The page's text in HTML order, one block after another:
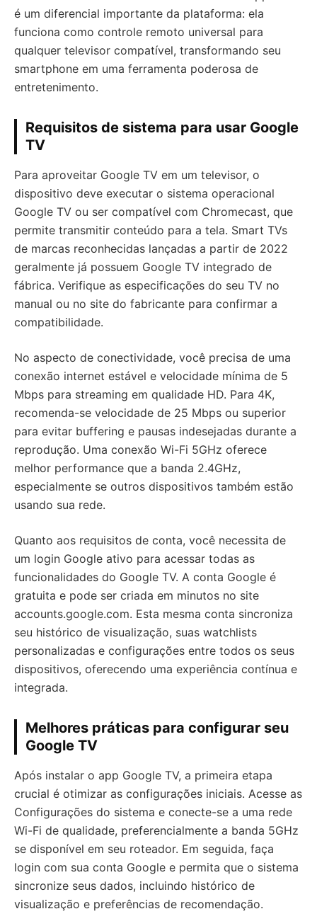
é um diferencial importante da plataforma: ela
funciona como controle remoto universal para
qualquer televisor compatível, transformando seu
smartphone em uma ferramenta poderosa de
entretenimento.
Requisitos de sistema para usar Google
TV
Para aproveitar Google TV em um televisor, o
dispositivo deve executar o sistema operacional
Google TV ou ser compatível com Chromecast, que
permite transmitir conteúdo para a tela. Smart TVs
de marcas reconhecidas lançadas a partir de 2022
geralmente já possuem Google TV integrado de
fábrica. Verifique as especificações do seu TV no
manual ou no site do fabricante para confirmar a
compatibilidade.
No aspecto de conectividade, você precisa de uma
conexão internet estável e velocidade mínima de 5
Mbps para streaming em qualidade HD. Para 4K,
recomenda-se velocidade de 25 Mbps ou superior
para evitar buffering e pausas indesejadas durante a
reprodução. Uma conexão Wi-Fi 5GHz oferece
melhor performance que a banda 2.4GHz,
especialmente se outros dispositivos também estão
usando sua rede.
Quanto aos requisitos de conta, você necessita de
um login Google ativo para acessar todas as
funcionalidades do Google TV. A conta Google é
gratuita e pode ser criada em minutos no site
accounts.google.com. Esta mesma conta sincroniza
seu histórico de visualização, suas watchlists
personalizadas e configurações entre todos os seus
dispositivos, oferecendo uma experiência contínua e
integrada.
Melhores práticas para configurar seu
Google TV
Após instalar o app Google TV, a primeira etapa
crucial é otimizar as configurações iniciais. Acesse as
Configurações do sistema e conecte-se a uma rede
Wi-Fi de qualidade, preferencialmente a banda 5GHz
se disponível em seu roteador. Em seguida, faça
login com sua conta Google e permita que o sistema
sincronize seus dados, incluindo histórico de
visualização e preferências de recomendação.